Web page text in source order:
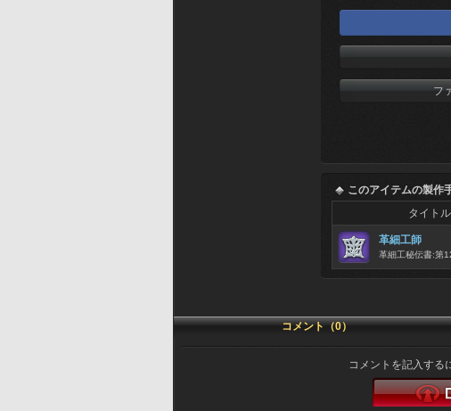
フ
このアイテムの製作
タイトル
革細工師
革細工秘伝書:第
コメント（0）
コメントを記入する